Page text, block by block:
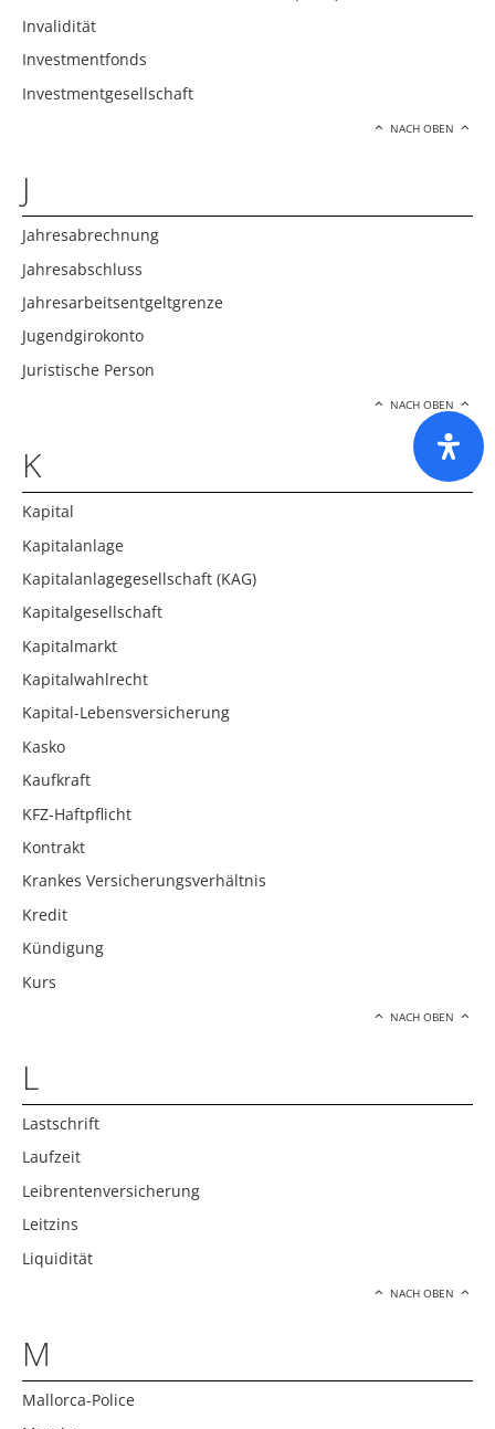
Invalidität
Investmentfonds
Investmentgesellschaft
NACH OBEN
J
Jahresabrechnung
Jahresabschluss
Jahresarbeitsentgeltgrenze
Jugendgirokonto
Juristische Person
NACH OBEN
K
Kapital
Kapitalanlage
Kapitalanlagegesellschaft (KAG)
Kapitalgesellschaft
Kapitalmarkt
Kapitalwahlrecht
Kapital-Lebensversicherung
Kasko
Kaufkraft
KFZ-Haftpflicht
Kontrakt
Krankes Versicherungsverhältnis
Kredit
Kündigung
Kurs
NACH OBEN
L
Lastschrift
Laufzeit
Leibrentenversicherung
Leitzins
Liquidität
NACH OBEN
M
Mallorca-Police